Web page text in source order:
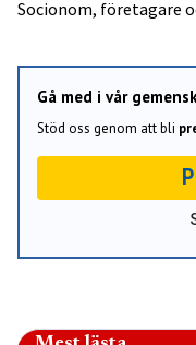
Socionom, företagare
Gå med i vår
Stöd oss genom att bli